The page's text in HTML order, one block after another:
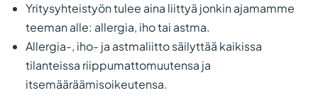
Yritysyhteistyön tulee aina liittyä jonkin ajamamme
teeman alle: allergia, iho tai astma.
Allergia-, iho- ja astmaliitto säilyttää kaikissa
tilanteissa riippumattomuutensa ja
itsemääräämisoikeutensa.